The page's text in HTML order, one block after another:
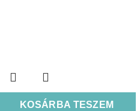
KOSÁRBA TESZEM